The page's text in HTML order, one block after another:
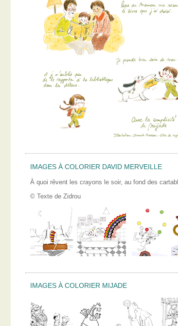
IMAGES À COLORIER DAVID MERVEILLE
À quoi rêvent les crayons le soir, au fond des
© Texte de Zidrou
IMAGES À COLORIER MIJADE